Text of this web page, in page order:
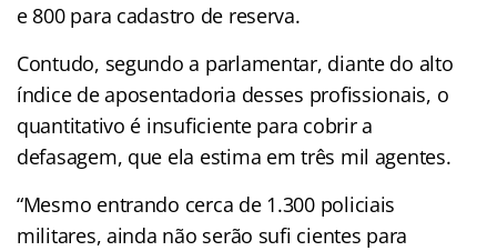
e 800 para cadastro de reserva.
Contudo, segundo a parlamentar, diante do alto
índice de aposentadoria desses profissionais, o
quantitativo é insuficiente para cobrir a
defasagem, que ela estima em três mil agentes.
“Mesmo entrando cerca de 1.300 policiais
militares, ainda não serão sufi cientes para